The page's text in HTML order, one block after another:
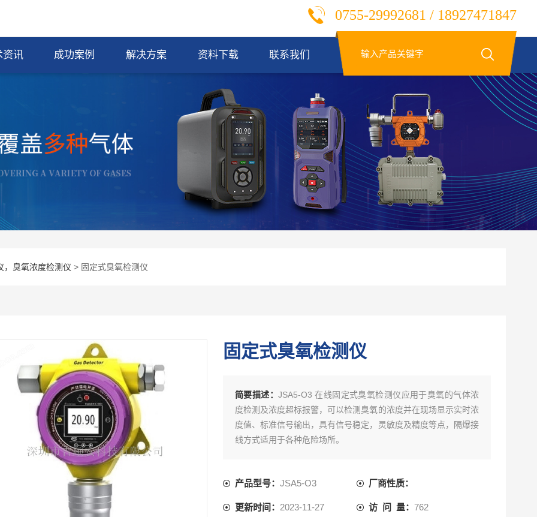
0755-29992681 / 18927471847
资讯 成功案例 解决方案 资料下载 联系我们
，臭氧浓度检测仪 > 固定式臭氧检测仪
固定式臭氧检测仪
简要描述： JSA5-O3 在线固定式臭氧检测仪应用于臭氧的气体浓
度检测及浓度超标报警，可以检测臭氧的浓度并在现场显示实时浓
度值、标准信号输出，具有信号稳定，灵敏度及精度等点，隔爆接
线方式适用于各种危险场所。
产品型号： JSA5-O3 厂商性质：
更新时间： 2023-11-27 访 问 量：762